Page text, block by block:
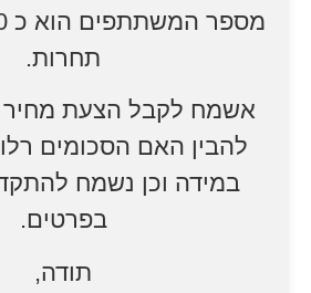
תחרות.
אשמח לקבל הצעת מחיר
להבין האם הסכומים
במידה וכן נשמח
בפרטים.
תודה,